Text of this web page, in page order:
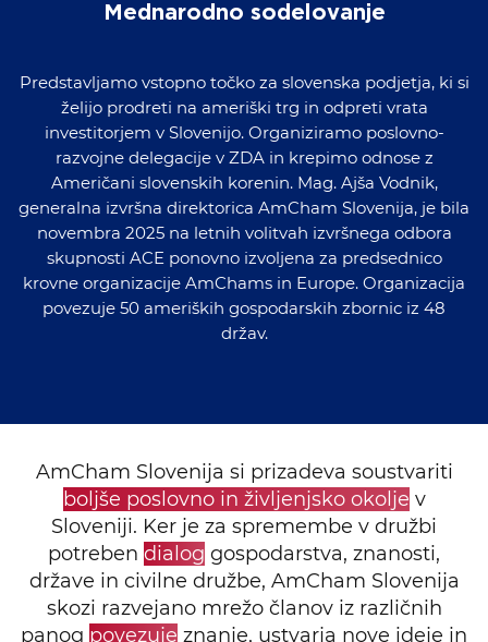
Mednarodno sodelovanje
Predstavljamo vstopno točko za slovenska podjetja, ki si
želijo prodreti na ameriški trg in odpreti vrata
investitorjem v Slovenijo. Organiziramo poslovno-
razvojne delegacije v ZDA in krepimo odnose z
Američani slovenskih korenin. Mag. Ajša Vodnik,
generalna izvršna direktorica AmCham Slovenija, je bila
novembra 2025 na letnih volitvah izvršnega odbora
skupnosti ACE ponovno izvoljena za predsednico
krovne organizacije AmChams in Europe. Organizacija
povezuje 50 ameriških gospodarskih zbornic iz 48
držav.
AmCham Slovenija si prizadeva soustvariti
boljše poslovno in življenjsko okolje v
Sloveniji. Ker je za spremembe v družbi
potreben dialog gospodarstva, znanosti,
države in civilne družbe, AmCham Slovenija
skozi razvejano mrežo članov iz različnih
panog povezuje znanje, ustvarja nove ideje in